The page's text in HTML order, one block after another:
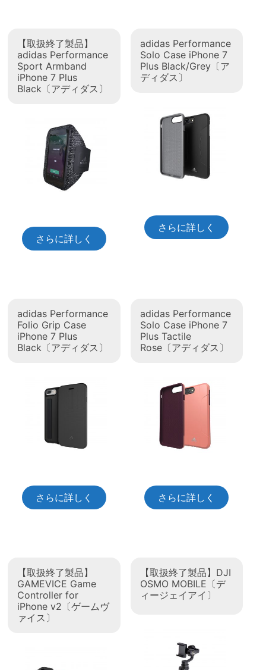
【取扱終了製品】
adidas Performance
Sport Armband
iPhone 7 Plus
Black〔アディダス〕
さらに詳しく
adidas Performance
Solo Case iPhone 7
Plus Black/Grey〔ア
ディダス〕
さらに詳しく
adidas Performance
Folio Grip Case
iPhone 7 Plus
Black〔アディダス〕
さらに詳しく
adidas Performance
Solo Case iPhone 7
Plus Tactile
Rose〔アディダス〕
さらに詳しく
【取扱終了製品】
GAMEVICE Game
Controller for
iPhone v2〔ゲームヴ
ァイス〕
【取扱終了製品】DJI
OSMO MOBILE〔デ
ィージェイアイ〕